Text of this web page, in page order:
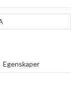
Egenskaper